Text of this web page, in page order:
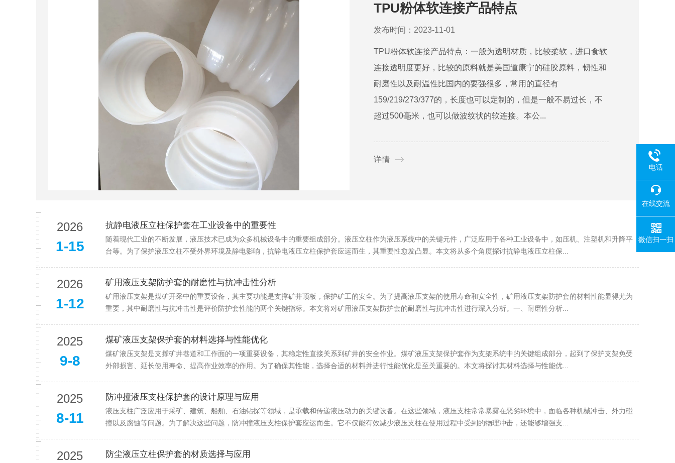
TPU粉体软连接产品特点
发布时间：2023-11-01
TPU粉体软连接产品特点：一般为透明材质，比较柔软，进口食软
连接透明度更好，比较的原料就是美国道康宁的硅胶原料，韧性和
耐磨性以及耐温性比国内的要强很多，常用的直径有
159/219/273/377的，长度也可以定制的，但是一般不易过长，不
超过500毫米，也可以做波纹状的软连接。本公...
详情
2026
1-15
抗静电液压立柱保护套在工业设备中的重要性
随着现代工业的不断发展，液压技术已成为众多机械设备中的重要组成部分。液压立柱作为液压系统中的关键元件，广泛应用于各种工业设备中，如压机、注塑机和升降平
台等。为了保护液压立柱不受外界环境及静电影响，抗静电液压立柱保护套应运而生，其重要性愈发凸显。本文将从多个角度探讨抗静电液压立柱保...
2026
1-12
矿用液压支架防护套的耐磨性与抗冲击性分析
矿用液压支架是煤矿开采中的重要设备，其主要功能是支撑矿井顶板，保护矿工的安全。为了提高液压支架的使用寿命和安全性，矿用液压支架防护套的材料性能显得尤为
重要，其中耐磨性与抗冲击性是评价防护套性能的两个关键指标。本文将对矿用液压支架防护套的耐磨性与抗冲击性进行深入分析。一、耐磨性分析...
2025
9-8
煤矿液压支架保护套的材料选择与性能优化
煤矿液压支架是支撑矿井巷道和工作面的一项重要设备，其稳定性直接关系到矿井的安全作业。煤矿液压支架保护套作为支架系统中的关键组成部分，起到了保护支架免受
外部损害、延长使用寿命、提高作业效率的作用。为了确保其性能，选择合适的材料并进行性能优化是至关重要的。本文将探讨其材料选择与性能优...
2025
8-11
防冲撞液压支柱保护套的设计原理与应用
液压支柱广泛应用于采矿、建筑、船舶、石油钻探等领域，是承载和传递液压动力的关键设备。在这些领域，液压支柱常常暴露在恶劣环境中，面临各种机械冲击、外力碰
撞以及腐蚀等问题。为了解决这些问题，防冲撞液压支柱保护套应运而生。它不仅能有效减少液压支柱在使用过程中受到的物理冲击，还能够增强支...
2025 防尘液压立柱保护套的材质选择与应用
电话
在线交流
微信扫一扫